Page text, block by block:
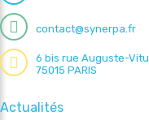
contact@synerpa.fr
6 bis rue Auguste-Vitu
75015 PARIS
Actualités